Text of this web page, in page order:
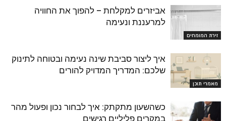
זירת המומחים
אביזרים למקלחת – להפוך את החוויה
למרעננת ונעימה
מאמרי תוכן
איך ליצור סביבת שינה נעימה ובטוחה לתינוק
שלכם: המדריך המדויק להורים
כשהשעון מתקתק: איך לבחור נכון ופעול מהר
במקרים פליליים רגישים